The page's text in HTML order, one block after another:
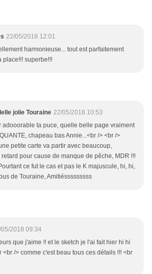
22/05/2018 12:01
harmonieuse... tout est parfaitement
place!!! superbe!!!
jolie Touraine 22/05/2018 10:53
adooorable ta puce, quelle belle page vraiment
chapeau bas Annie...<br /> <br />
petite carte va partir avec beaucoup,
pour cause de manque de pêche, MDR !!!
ce fut le cas et pas le K majuscule, hi, hi,
de Touraine, Amitiésssssssss
2018 09:34
que j'aime !! et le sketch je l'ai fait hier hi hi
<br /> comme c'est beau tous ces détails !!! <br